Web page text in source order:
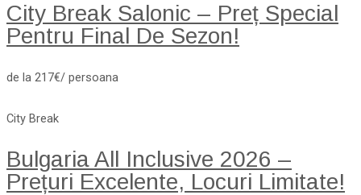
City Break Salonic – Preț Special
Pentru Final De Sezon!
de la 217€/ persoana
City Break
Bulgaria All Inclusive 2026 –
Prețuri Excelente, Locuri Limitate!